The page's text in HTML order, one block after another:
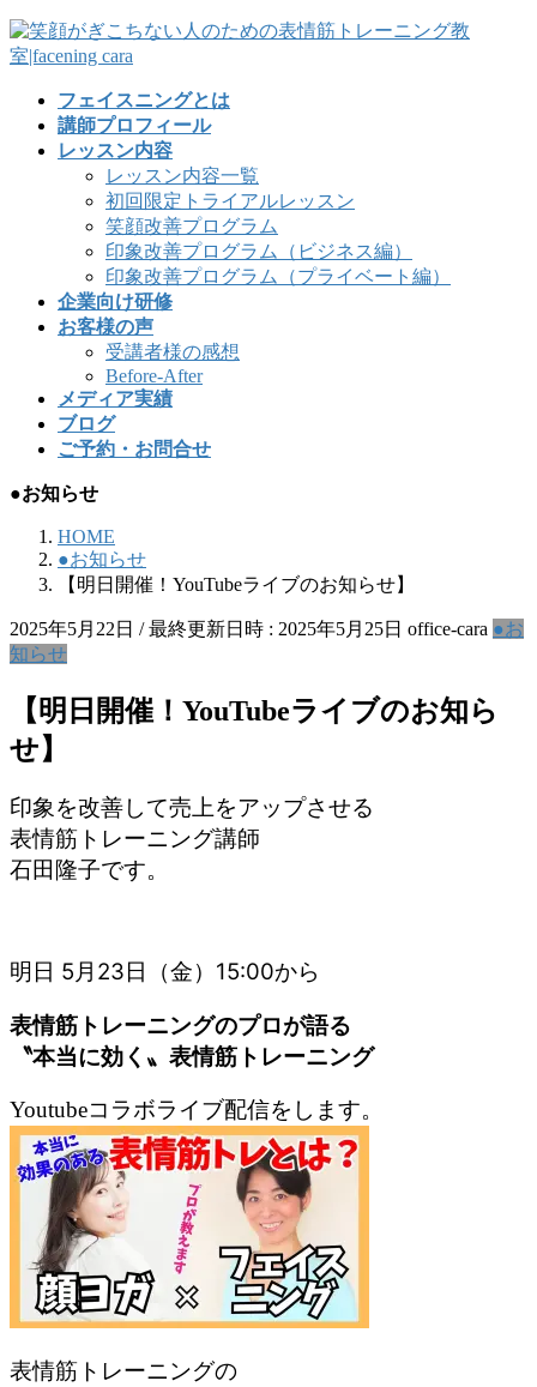
フェイスニングとは
講師プロフィール
レッスン内容
レッスン内容一覧
初回限定トライアルレッスン
笑顔改善プログラム
印象改善プログラム（ビジネス編）
印象改善プログラム（プライベート編）
企業向け研修
お客様の声
受講者様の感想
Before-After
メディア実績
ブログ
ご予約・お問合せ
●お知らせ
HOME
●お知らせ
【明日開催！YouTubeライブのお知らせ】
2025年5月22日 / 最終更新日時 : 2025年5月25日 office-cara ●お
知らせ
【明日開催！YouTubeライブのお知ら
せ】
印象を改善して売上をアップさせる
表情筋トレーニング講師
石田隆子です。
明日 5月23日（金）15:00から
表情筋トレーニングのプロが語る
〝本当に効く〟表情筋トレーニング
Youtubeコラボライブ配信をします。
表情筋トレーニングの